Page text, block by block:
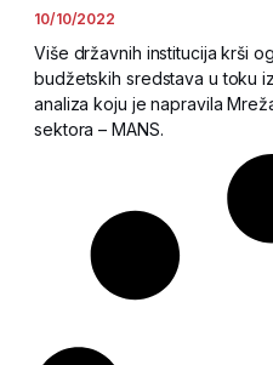
10/10/2022
Više državnih institucija krši
budžetskih sredstava u toku
analiza koju je napravila
sektora – MANS.